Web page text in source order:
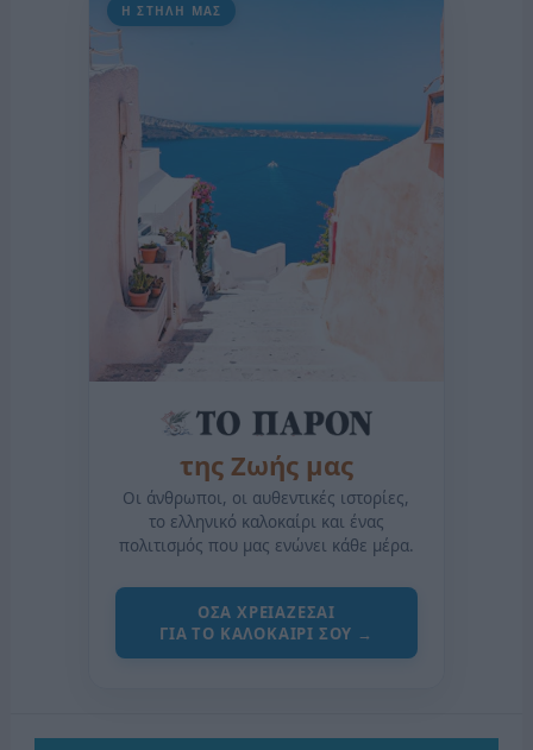
Η ΣΤΗΛΗ ΜΑΣ
της Ζωής μας
Οι άνθρωποι, οι αυθεντικές ιστορίες,
το ελληνικό καλοκαίρι και ένας
πολιτισμός που μας ενώνει κάθε μέρα.
ΟΣΑ ΧΡΕΙΑΖΕΣΑΙ
ΓΙΑ ΤΟ ΚΑΛΟΚΑΙΡΙ ΣΟΥ →